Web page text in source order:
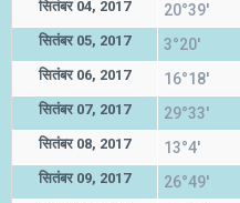
सितंबर 04, 2017 20°39'
सितंबर 05, 2017 3°20'
सितंबर 06, 2017 16°18'
सितंबर 07, 2017 29°33'
सितंबर 08, 2017 13°4'
सितंबर 09, 2017 26°49'